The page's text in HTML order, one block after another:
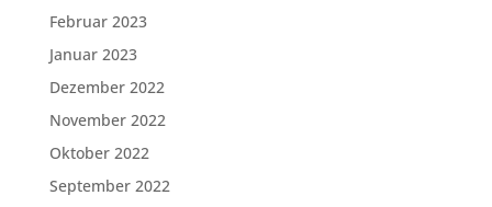
Februar 2023
Januar 2023
Dezember 2022
November 2022
Oktober 2022
September 2022